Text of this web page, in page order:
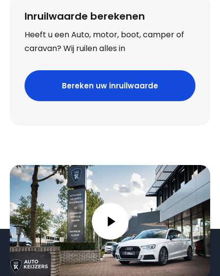
Inruilwaarde berekenen
Heeft u een Auto, motor, boot, camper of
caravan? Wij ruilen alles in
Bereken uw inruilwaarde